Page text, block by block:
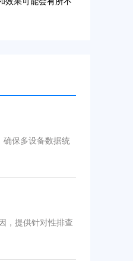
确保多设备数据统
，提供针对性排查